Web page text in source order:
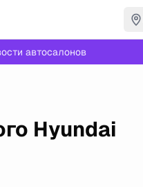
автосалонов
Hyundai